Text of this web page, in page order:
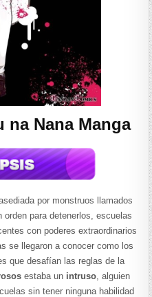
na Nana Manga
por monstruos llamados
orden para detenerlos, escuelas
con poderes extraordinarios
se llegaron a conocer como los
que desafían las reglas de la
estaba un intruso, alguien
sin tener ninguna habilidad